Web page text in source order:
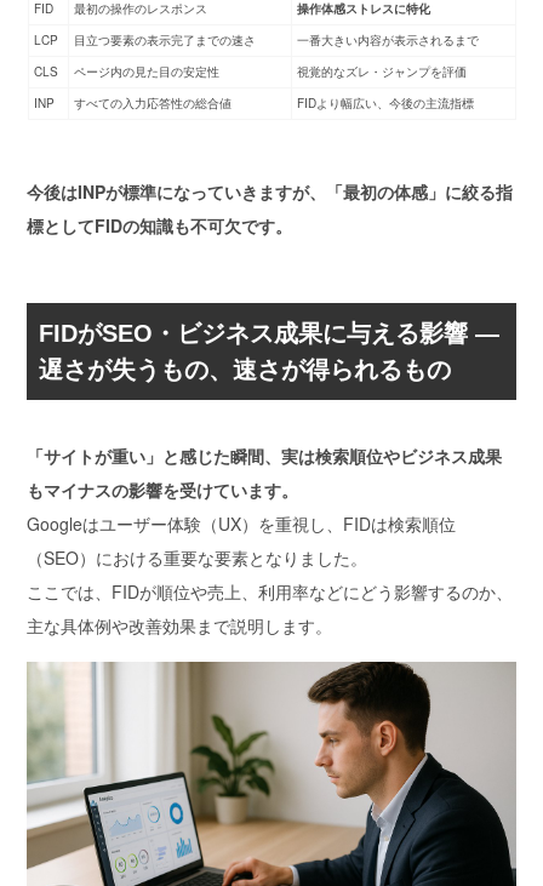
FID 最初の操作のレスポンス
操作体感ストレスに特化
LCP
目立つ要素の表示完了までの速さ
一番大きい内容が表示されるまで
CLS
ページ内の見た目の安定性
視覚的なズレ・ジャンプを評価
INP
すべての入力応答性の総合値 FIDより幅広い、今後の主流指標
今後はINPが標準になっていきますが、「最初の体感」に絞る指
標としてFIDの知識も不可欠です。
FIDがSEO・ビジネス成果に与える影響 ―
遅さが失うもの、速さが得られるもの
「サイトが重い」と感じた瞬間、実は検索順位やビジネス成果
もマイナスの影響を受けています。
Googleはユーザー体験（UX） を重視し、FIDは検索順位
（SEO）における重要な要素となりました。
ここでは、FIDが順位や売上、利用率などにどう影響するのか、
主な具体例や改善効果まで説明します。